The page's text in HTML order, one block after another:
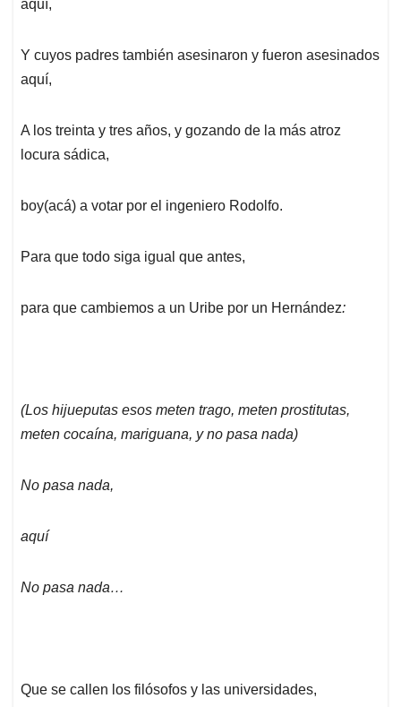
aquí,
Y cuyos padres también asesinaron y fueron asesinados
aquí,
A los treinta y tres años, y gozando de la más atroz
locura sádica,
boy(acá) a votar por el ingeniero Rodolfo.
Para que todo siga igual que antes,
para que cambiemos a un Uribe por un Hernández:
(Los hijueputas esos meten trago, meten prostitutas,
meten cocaína, mariguana, y no pasa nada)
No pasa nada,
aquí
No pasa nada…
Que se callen los filósofos y las universidades,